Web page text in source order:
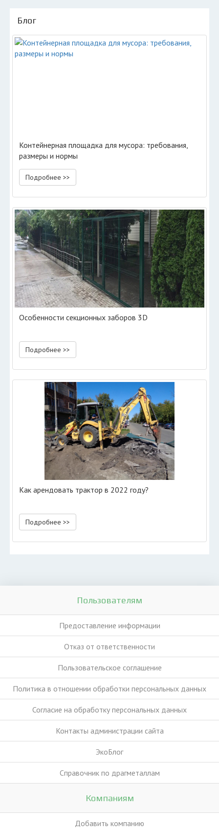
Блог
Контейнерная площадка для мусора: требования,
размеры и нормы
Подробнее >>
Особенности секционных заборов 3D
Подробнее >>
Как арендовать трактор в 2022 году?
Подробнее >>
Пользователям
Предоставление информации
Отказ от ответственности
Пользовательское соглашение
Политика в отношении обработки персональных данных
Согласие на обработку персональных данных
Контакты администрации сайта
ЭкоБлог
Справочник по драгметаллам
Компаниям
Добавить компанию